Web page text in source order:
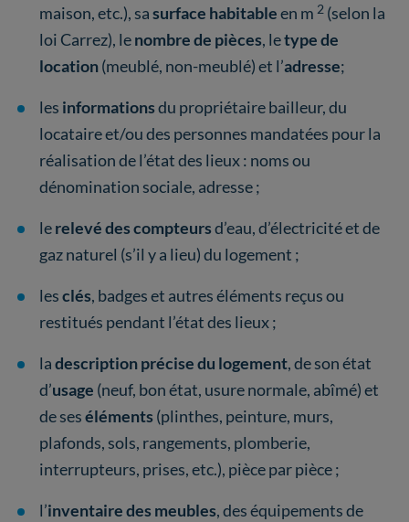
maison, etc.), sasurface habitableen m 2 (selon la
loi Carrez), lenombre de pièces, letype de
location(meublé, non-meublé) et l’adresse;
les informationsdu propriétaire bailleur, du
locataire et/ou des personnes mandatées pour la
réalisation de l’état des lieux : noms ou
dénomination sociale, adresse ;
lerelevé des compteursd’eau, d’électricité et de
gaz naturel (s’il y a lieu) du logement ;
lesclés, badges et autres éléments reçus ou
restitués pendant l’état des lieux ;
ladescription précise du logement, de son état
d’usage (neuf, bon état, usure normale, abîmé) et
de seséléments (plinthes, peinture, murs,
plafonds, sols, rangements, plomberie,
interrupteurs, prises, etc.), pièce par pièce ;
l’inventaire des meubles, des équipements de